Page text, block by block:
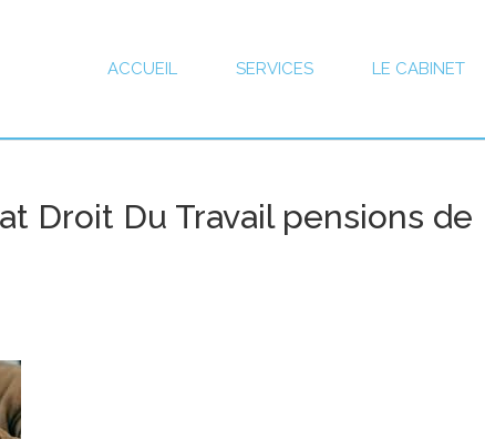
ACCUEIL SERVICES LE CABINET
Droit Du Travail pensions de